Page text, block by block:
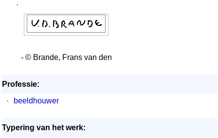
·
- © Brande, Frans van den
Professie:
·
beeldhouwer
Typering van het werk: